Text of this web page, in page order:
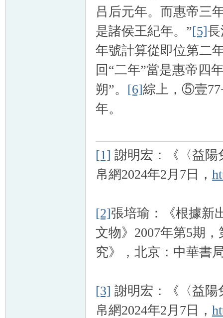
吕后元年。而惠帝三
是諸侯王紀年。”[5]
年號計算從即位第二
回“二年”當是惠帝四
朔”。 [6]綜上，⑤壹
年。
[1] 謝明宏：《〈益
帛網2024年2月7日，
[2]張培瑜：《根據新
文物》2007年第5期
究》，北京：中華書
[3] 謝明宏：《〈益
帛網2024年2月7日，